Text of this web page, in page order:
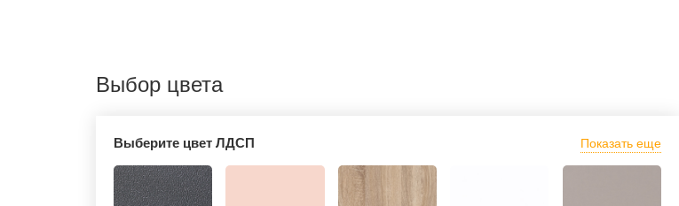
Выбор цвета
Выберите цвет ЛДСП Показать еще